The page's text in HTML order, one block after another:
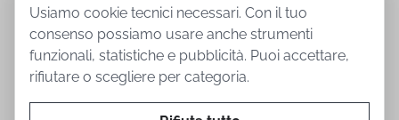
Usiamo cookie tecnici necessari. Con il tuo
consenso possiamo usare anche strumenti
funzionali, statistiche e pubblicità. Puoi accettare,
rifiutare o scegliere per categoria.